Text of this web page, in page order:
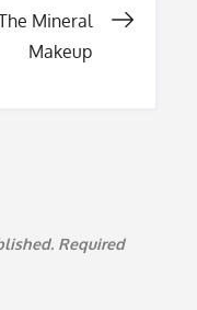
Mineral
Makeup
Required